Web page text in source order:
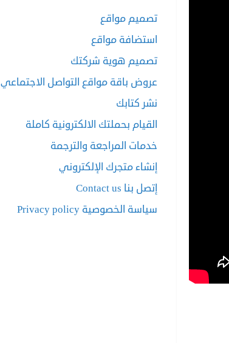
تصميم مواقع
استضافة مواقع
تصميم هوية شركتك
عروض باقة مواقع التواصل الاجتماعي
نشر كتابك
القيام بحملتك الالكترونية كاملة
خدمات المراجعة والترجمة
إنشاء متجرك الإلكتروني
إتصل بنا Contact us
سياسة الخصوصية Privacy policy